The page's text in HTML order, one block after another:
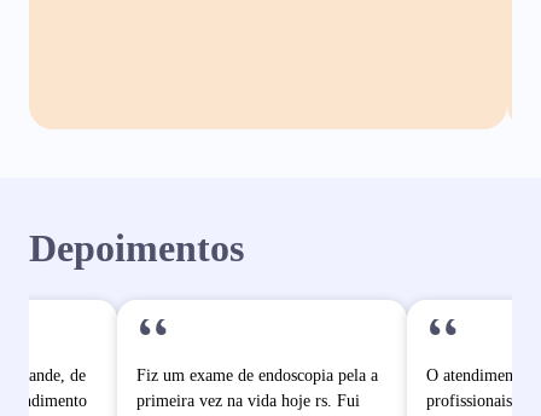
Depoimentos
grande, de
“
Fiz um exame de endoscopia pela a
primeira vez na vida hoje rs. Fui
“
O atendimento
profissionais